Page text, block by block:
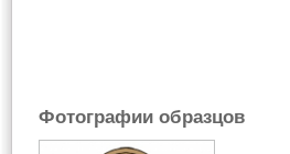
Фотографии образцов